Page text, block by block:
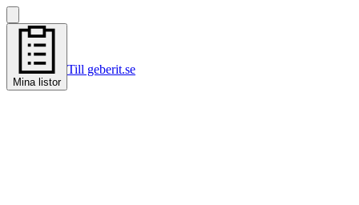
Mina listor
Till geberit.se